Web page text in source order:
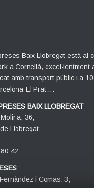
Baix Llobregat està al
a Cornellà, excel·lentment
amb transport públic i a 10
El Prat….
BAIX LLOBREGAT
36,
Llobregat
42
i Comas, 3,